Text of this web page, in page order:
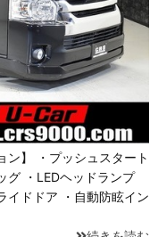
ン】 ・プッシュスタート
グ ・LEDヘッドランプ
イドドア ・自動防眩イン